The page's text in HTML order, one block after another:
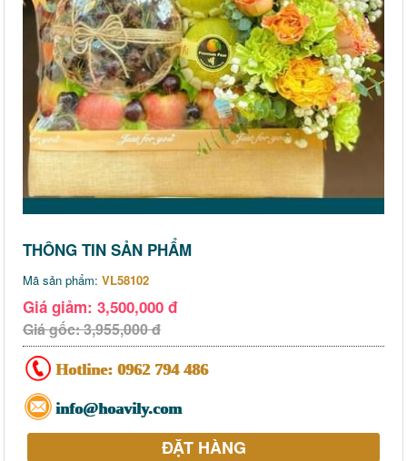
THÔNG TIN SẢN PHẨM
Mã sản phẩm: VL58102
Giá giảm: 3,500,000 đ
Giá gốc: 3,955,000 đ
Hotline: 0962 794 486
info@hoavily.com
ĐẶT HÀNG